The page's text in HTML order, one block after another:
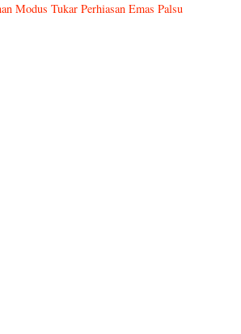
Modus Tukar Perhiasan Emas Palsu